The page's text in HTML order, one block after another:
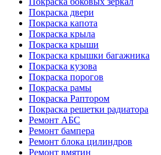
Покраска двери
Покраска капота
Покраска крыла
Покраска крыши
Покраска крышки багажника
Покраска кузова
Покраска порогов
Покраска рамы
Покраска Раптором
Покраска решетки радиатора
Ремонт АБС
Ремонт бампера
Ремонт блока цилиндров
Ремонт вмятин